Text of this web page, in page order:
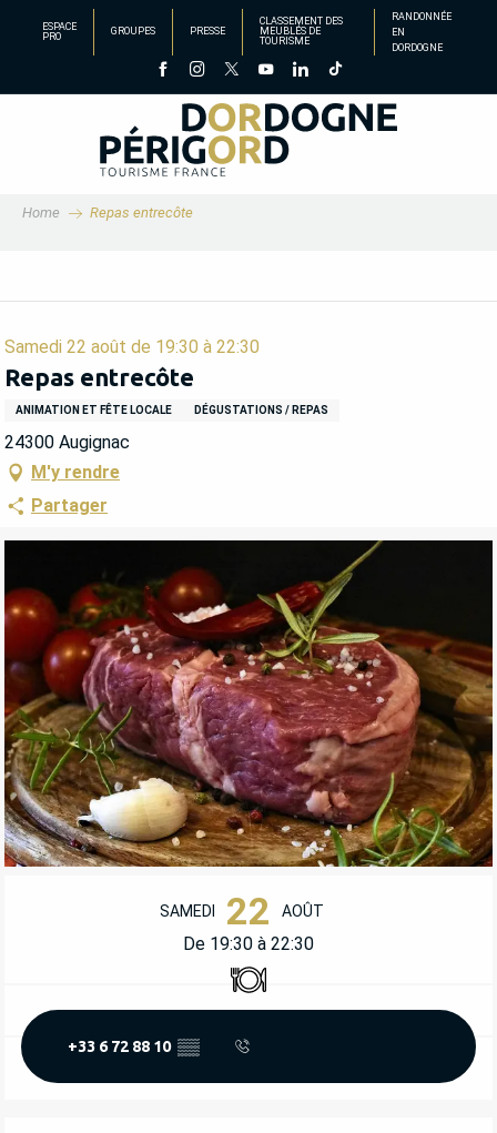
principal
ESPACE
PRO
GROUPES PRESSE
CLASSEMENT DES
MEUBLÉS DE
TOURISME
RANDONNÉE
EN
DORDOGNE
Home Repas entrecôte
Samedi 22 août de 19:30 à 22:30
Repas entrecôte
ANIMATION ET FÊTE LOCALE DÉGUSTATIONS / REPAS
24300 Augignac
M'y rendre
Partager
OUVERTURE ET COORDONNÉES
SAMEDI 22 AOÛT
De 19:30 à 22:30
Restaurant
+33 6 72 88 10 ▒▒